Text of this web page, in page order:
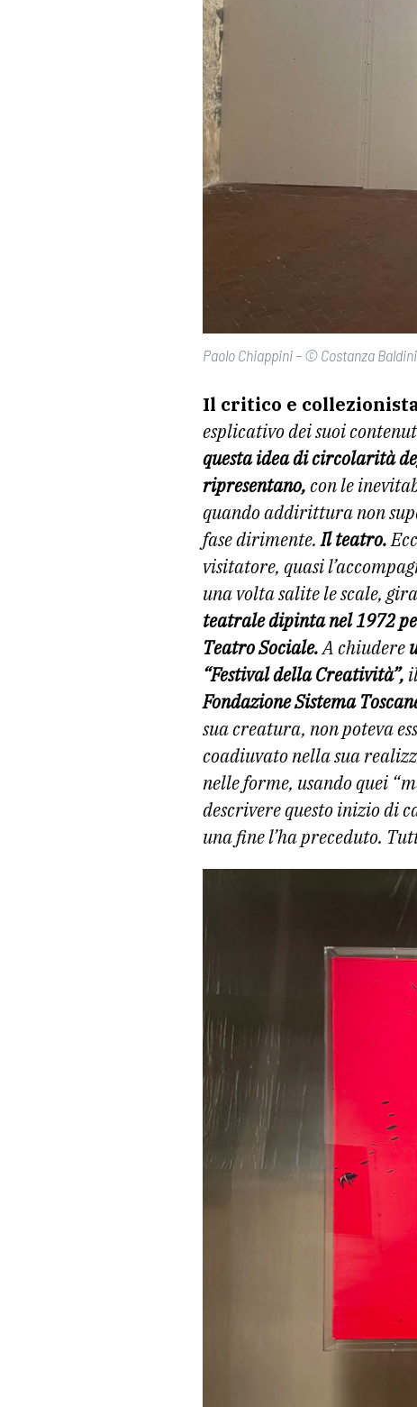
Paolo Chiappini – © Costanza Baldini
Il critico e
esplicativo dei suoi
questa idea di circolarità
ripresentano,con le
quando addirittura non
fase dirimente.Il teatro.
visitatore, quasi
una volta salite le scale,
teatrale dipinta nel 1972
Teatro Sociale.A chiudere
“Festival della Creatività”,
Fondazione Sistema
sua creatura, non poteva
coadiuvato nella sua
nelle forme, usando quei
descrivere questo inizio di
una fine l’ha preceduto.